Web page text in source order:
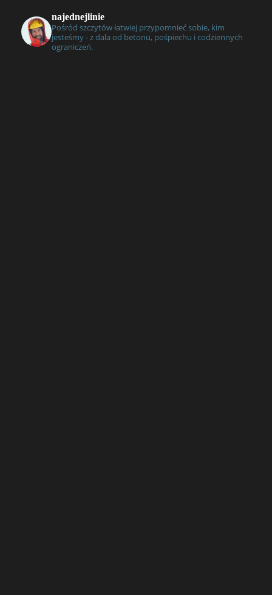
najednejlinie
Pośród szczytów łatwiej przypomnieć sobie, kim
jesteśmy - z dala od betonu, pośpiechu i codziennych
ograniczeń.